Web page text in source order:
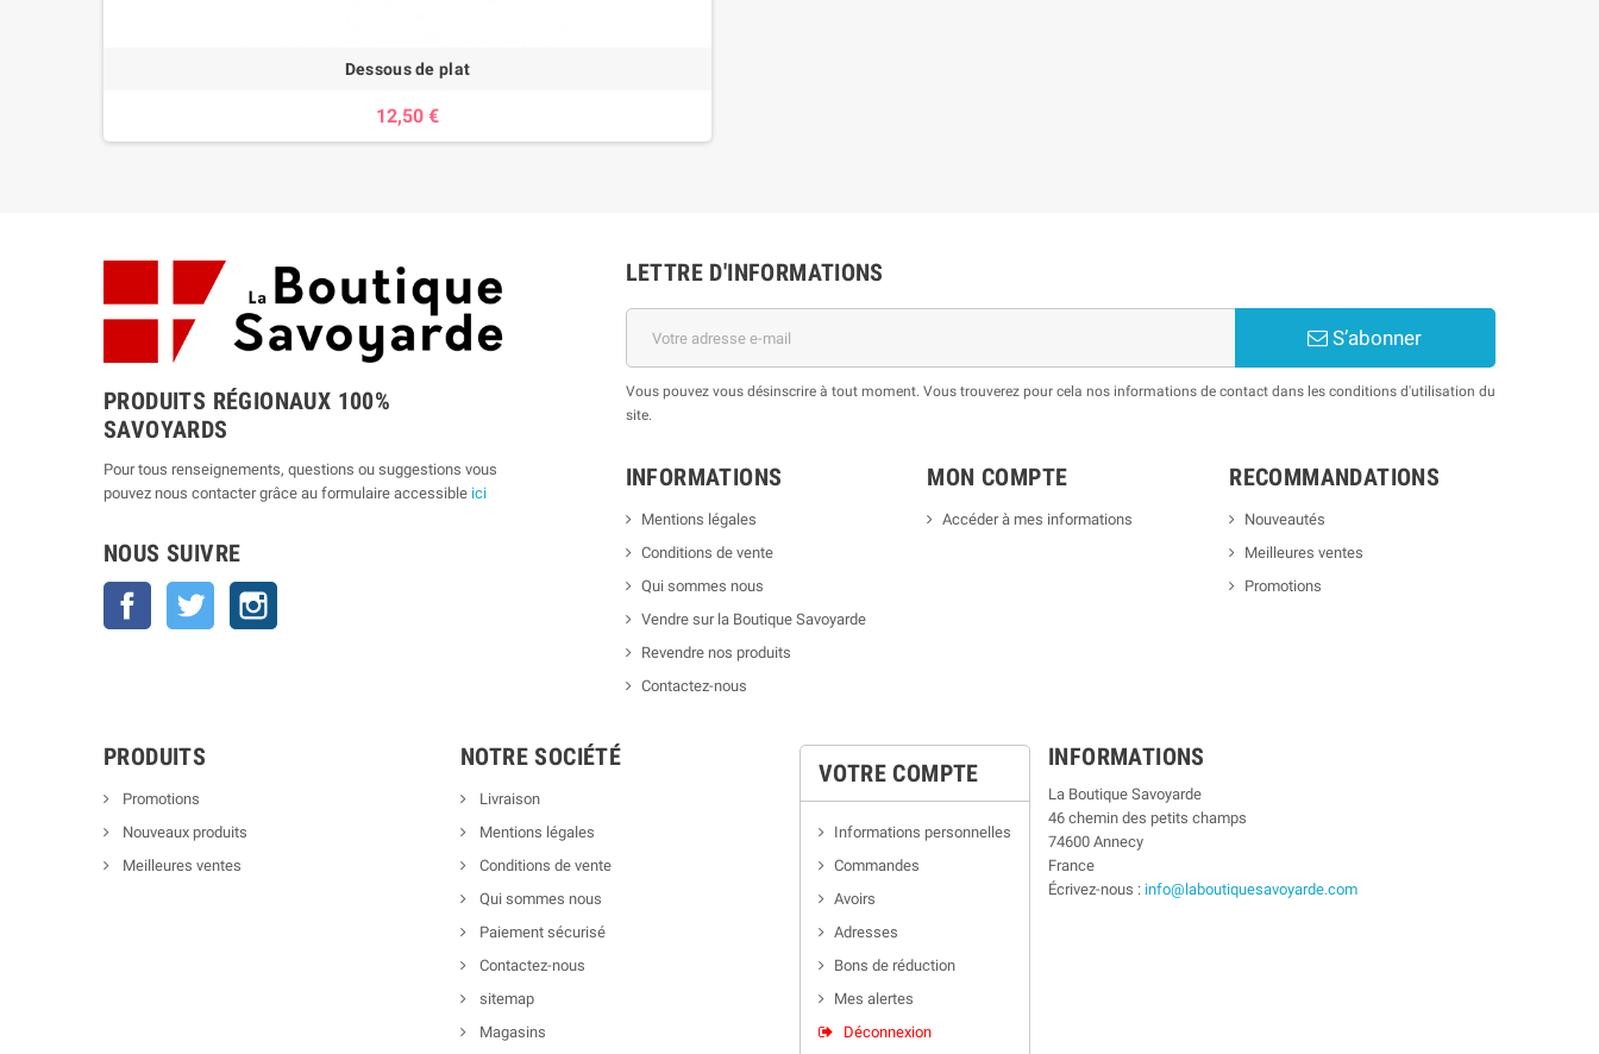
Dessous de plat
12,50 €
PRODUITS RÉGIONAUX 100%
SAVOYARDS
Pour tous renseignements, questions ou suggestions vous
pouvez nous contacter grâce au formulaire accessible ici
NOUS SUIVRE
Facebook Twitter
LETTRE D'INFORMATIONS
S’abonner
Vous pouvez vous désinscrire à tout moment. Vous trouverez pour cela nos informations de contact dans les conditions d'utilisation du
site.
INFORMATIONS
Mentions légales
Conditions de vente
Qui sommes nous
Vendre sur la Boutique Savoyarde
Revendre nos produits
Contactez-nous
MON COMPTE
Accéder à mes informations
RECOMMANDATIONS
Nouveautés
Meilleures ventes
Promotions
PRODUITS
Promotions
Nouveaux produits
Meilleures ventes
NOTRE SOCIÉTÉ
Livraison
Mentions légales
Conditions de vente
Qui sommes nous
Paiement sécurisé
Contactez-nous
sitemap
Magasins
VOTRE COMPTE
Informations personnelles
Commandes
Avoirs
Adresses
Bons de réduction
Mes alertes
Déconnexion
INFORMATIONS
La Boutique Savoyarde
46 chemin des petits champs
74600 Annecy
France
Écrivez-nous : info@laboutiquesavoyarde.com